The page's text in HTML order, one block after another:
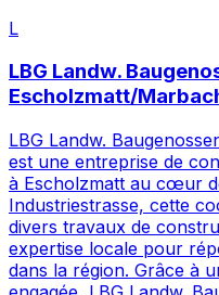
L
LBG Landw.
Escholzmatt/
LBG Landw.
est une entreprise de
à Escholzmatt au cœur
Industriestrasse, cette
divers travaux de
expertise locale pour
dans la région. Grâce à